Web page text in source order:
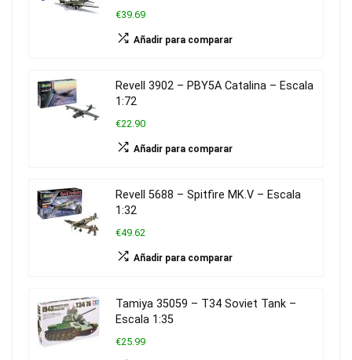
€39.69
Añadir para comparar
Revell 3902 – PBY5A Catalina – Escala
1:72
€22.90
Añadir para comparar
Revell 5688 – Spitfire MK.V – Escala
1:32
€49.62
Añadir para comparar
Tamiya 35059 – T34 Soviet Tank –
Escala 1:35
€25.99